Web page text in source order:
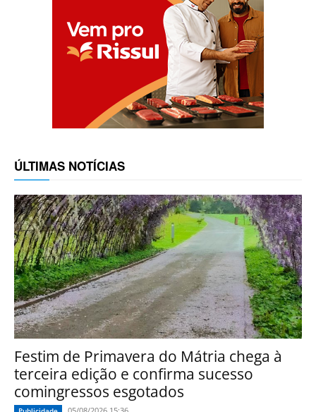
ÚLTIMAS NOTÍCIAS
Festim de Primavera do Mátria chega à
terceira edição e confirma sucesso
comingressos esgotados